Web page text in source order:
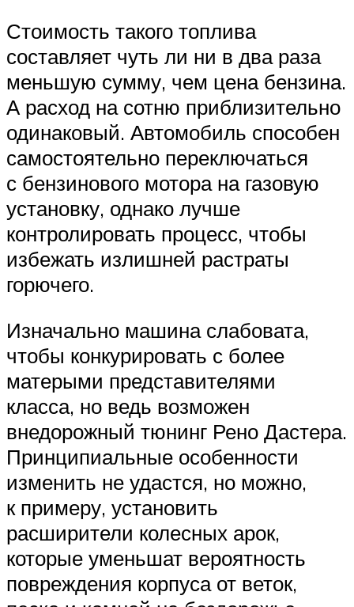
Стоимость такого топлива
составляет чуть ли ни в два раза
меньшую сумму, чем цена бензина.
А расход на сотню приблизительно
одинаковый. Автомобиль способен
самостоятельно переключаться
с бензинового мотора на газовую
установку, однако лучше
контролировать процесс, чтобы
избежать излишней растраты
горючего.
Изначально машина слабовата,
чтобы конкурировать с более
матерыми представителями
класса, но ведь возможен
внедорожный тюнинг Рено Дастера.
Принципиальные особенности
изменить не удастся, но можно,
к примеру, установить
расширители колесных арок,
которые уменьшат вероятность
повреждения корпуса от веток,